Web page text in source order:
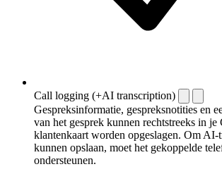
Call logging (+AI transcription)
Gespreksinformatie, gespreksnotities en
van het gesprek kunnen rechtstreeks in
klantenkaart worden opgeslagen. Om AI-
kunnen opslaan, moet het gekoppelde
ondersteunen.